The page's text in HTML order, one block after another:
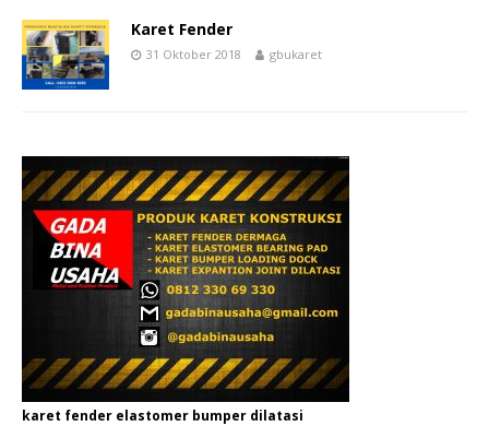
Karet Fender
31 Oktober 2018 gbukaret
karet fender elastomer bumper dilatasi